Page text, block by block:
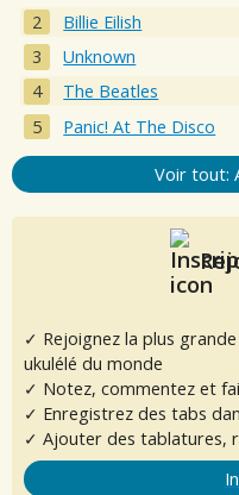
Billie Eilish
Unknown
The Beatles
Panic! At The Disco
Voir tout:
✓ Rejoignez la plus
ukulélé du monde
✓ Notez, commentez et
✓ Enregistrez des tabs
✓ Ajouter des tablatures,